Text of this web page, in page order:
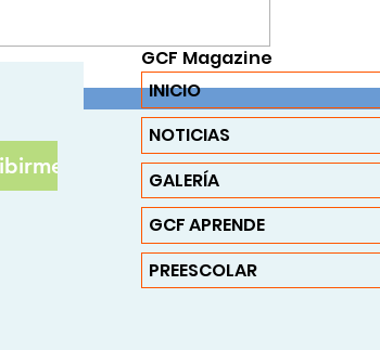
En el
GCF Magazine
INICIO
NOTICIAS
GALERÍA
GCF APRENDE
PREESCOLAR